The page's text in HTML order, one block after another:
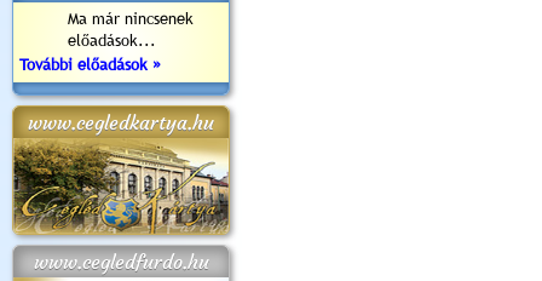
Ma már nincsenek
előadások...
További előadások »
www.cegledkartya.hu
www.cegledfurdo.hu